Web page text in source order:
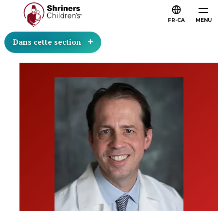
MENU
FR-CA
Dans cette section